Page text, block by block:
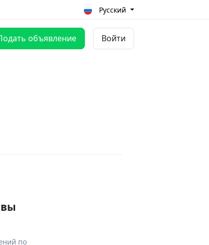
Русский
объявление Войти
по